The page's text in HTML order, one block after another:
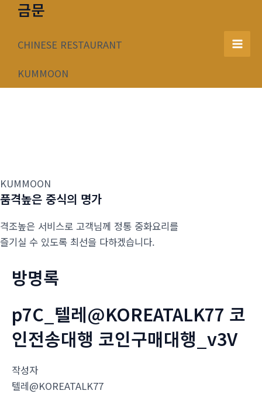
너
금문
CHINESE RESTAURANT
KUMMOON
Main
KUMMOON
품격높은 중식의 명가
격조높은 서비스로 고객님께 정통 중화요리를
즐기실 수 있도록 최선을 다하겠습니다.
방명록
p7C_텔레@KOREATALK77 코
인전송대행 코인구매대행_v3V
작성자
텔레@KOREATALK77